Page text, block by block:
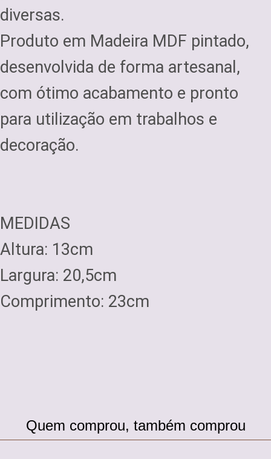
diversas.
Produto em Madeira MDF pintado,
desenvolvida de forma artesanal,
com ótimo acabamento e pronto
para utilização em trabalhos e
decoração.
MEDIDAS
Altura: 13cm
Largura: 20,5cm
Comprimento: 23cm
Quem comprou, também comprou